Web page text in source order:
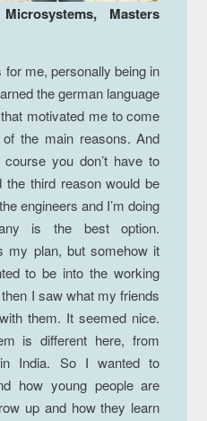
Masters
me, personally being in
the german language
motivated me to come
the main reasons. And
you don’t have to
third reason would be
engineers and I’m doing
is the best option.
my plan, but somehow it
to be into the working
I saw what my friends
them. It seemed nice.
is different here, from
in India. So I wanted to
how young people are
up and how they learn